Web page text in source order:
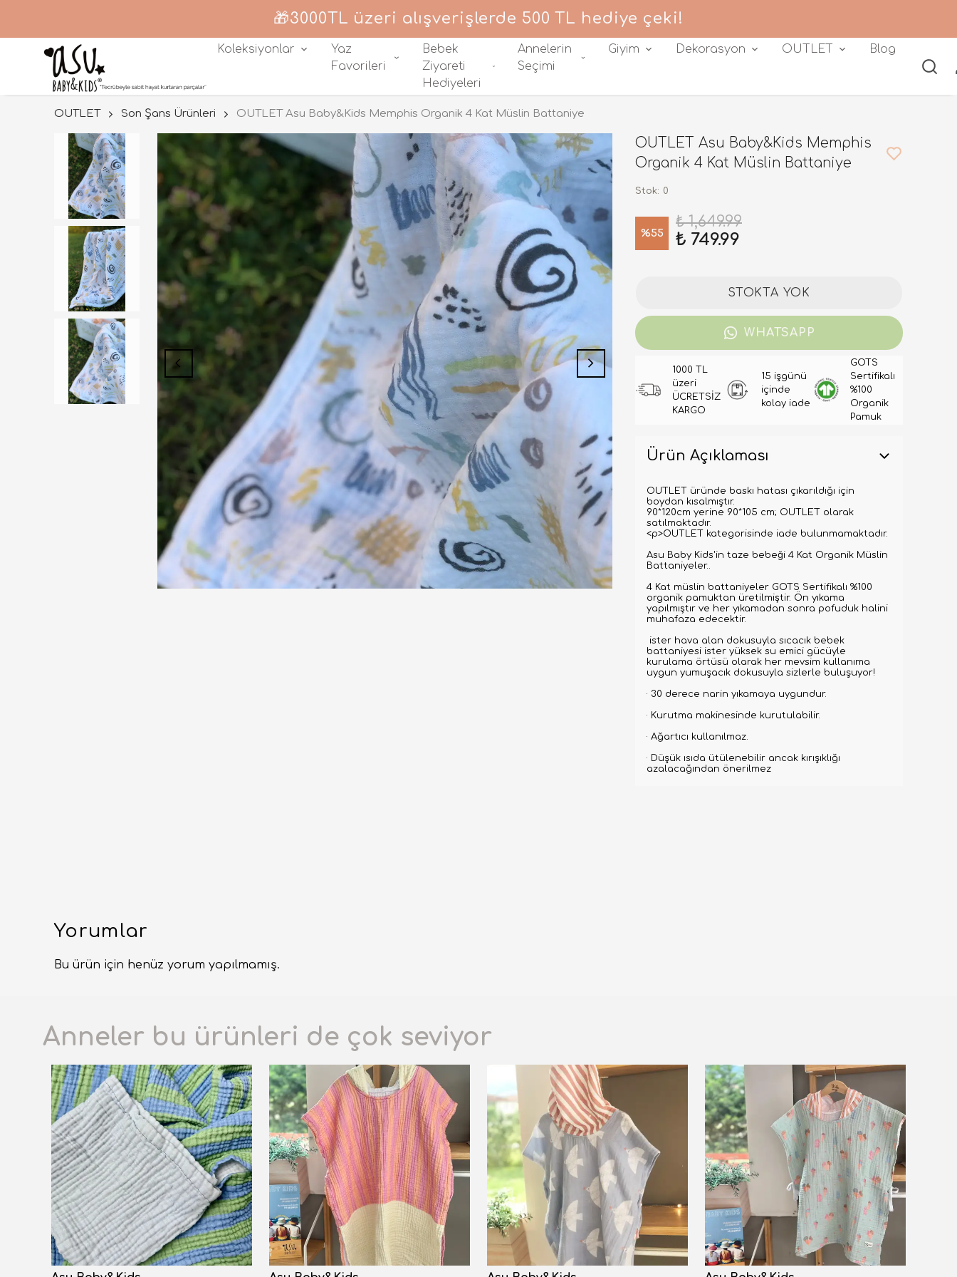
🎁3000TL üzeri alışverişlerde 500 TL hediye çeki!
Koleksiyonlar
Yaz
Favorileri
Bebek
Ziyareti
Hediyeleri
Annelerin
Seçimi
Giyim Dekorasyon OUTLET Blog
OUTLET Son Şans Ürünleri OUTLET Asu Baby&Kids Memphis Organik 4 Kat Müslin Battaniye
OUTLET Asu Baby&Kids Memphis
Organik 4 Kat Müslin Battaniye
Stok: 0
%55
₺ 1,649.99
₺ 749.99
STOKTA YOK
WHATSAPP
1000 TL
üzeri
ÜCRETSİZ
KARGO
15 işgünü
içinde
kolay iade
GOTS
Sertifikalı
%100
Organik
Pamuk
Ürün Açıklaması
OUTLET üründe baskı hatası çıkarıldığı için
boydan kısalmıştır.
90*120cm yerine 90*105 cm; OUTLET olarak
satılmaktadır.
<p>OUTLET kategorisinde iade bulunmamaktadır.
Asu Baby Kids'in taze bebeği 4 Kat Organik Müslin
Battaniyeler..
4 Kat müslin battaniyeler GOTS Sertifikalı %100
organik pamuktan üretilmiştir. Ön yıkama
yapılmıştır ve her yıkamadan sonra pofuduk halini
muhafaza edecektir.
ister hava alan dokusuyla sıcacık bebek
battaniyesi ister yüksek su emici gücüyle
kurulama örtüsü olarak her mevsim kullanıma
uygun yumuşacık dokusuyla sizlerle buluşuyor!
· 30 derece narin yıkamaya uygundur.
· Kurutma makinesinde kurutulabilir.
· Ağartıcı kullanılmaz.
· Düşük ısıda ütülenebilir ancak kırışıklığı
azalacağından önerilmez
Yorumlar
Bu ürün için henüz yorum yapılmamış.
Anneler bu ürünleri de çok seviyor